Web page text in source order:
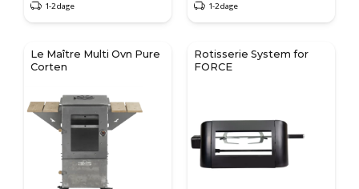
1-2 dage 1-2 dage
Le Maître Multi Ovn Pure
Corten
Rotisserie System for
FORCE